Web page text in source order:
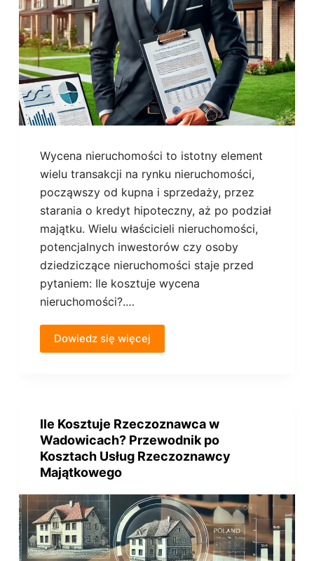
Wycena nieruchomości to istotny element
wielu transakcji na rynku nieruchomości,
począwszy od kupna i sprzedaży, przez
starania o kredyt hipoteczny, aż po podział
majątku. Wielu właścicieli nieruchomości,
potencjalnych inwestorów czy osoby
dziedziczące nieruchomości staje przed
pytaniem: Ile kosztuje wycena
nieruchomości?.…
Dowiedz się więcej
Ile Kosztuje Rzeczoznawca w
Wadowicach? Przewodnik po
Kosztach Usług Rzeczoznawcy
Majątkowego